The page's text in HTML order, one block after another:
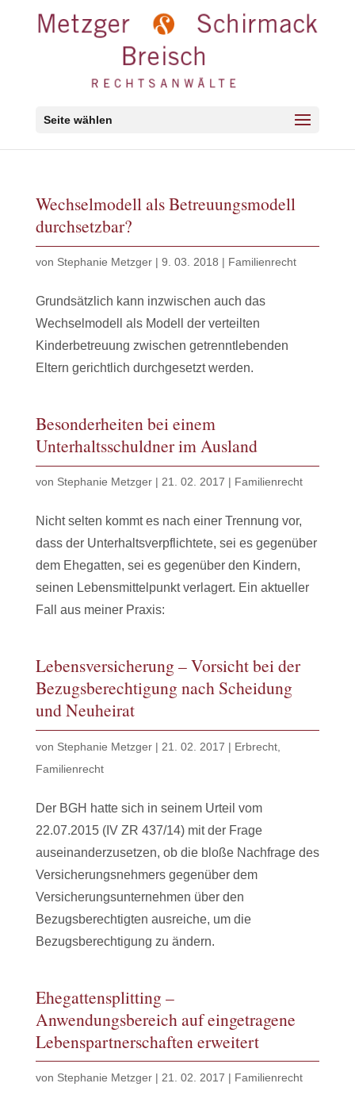
Seite wählen
Wechselmodell als Betreuungsmodell
durchsetzbar?
von Stephanie Metzger| 9. 03. 2018 | Familienrecht
Grundsätzlich kann inzwischen auch das
Wechselmodell als Modell der verteilten
Kinderbetreuung zwischen getrenntlebenden
Eltern gerichtlich durchgesetzt werden.
Besonderheiten bei einem
Unterhaltsschuldner im Ausland
von Stephanie Metzger| 21. 02. 2017 | Familienrecht
Nicht selten kommt es nach einer Trennung vor,
dass der Unterhaltsverpflichtete, sei es gegenüber
dem Ehegatten, sei es gegenüber den Kindern,
seinen Lebensmittelpunkt verlagert. Ein aktueller
Fall aus meiner Praxis:
Lebensversicherung – Vorsicht bei der
Bezugsberechtigung nach Scheidung
und Neuheirat
von Stephanie Metzger| 21. 02. 2017 | Erbrecht,
Familienrecht
Der BGH hatte sich in seinem Urteil vom
22.07.2015 (IV ZR 437/14) mit der Frage
auseinanderzusetzen, ob die bloße Nachfrage des
Versicherungsnehmers gegenüber dem
Versicherungsunternehmen über den
Bezugsberechtigten ausreiche, um die
Bezugsberechtigung zu ändern.
Ehegattensplitting –
Anwendungsbereich auf eingetragene
Lebenspartnerschaften erweitert
von Stephanie Metzger| 21. 02. 2017 | Familienrecht